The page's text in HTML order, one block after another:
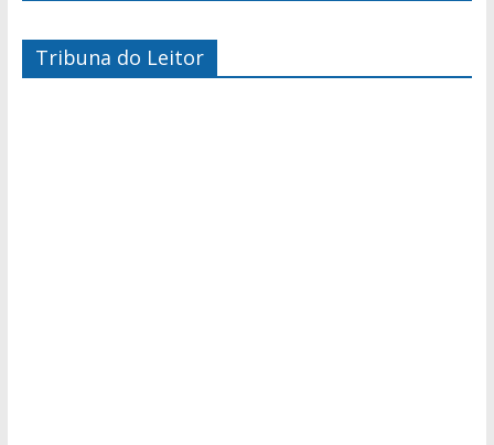
Tribuna do Leitor